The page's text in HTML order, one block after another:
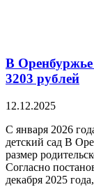
В Оренбуржье
3203 рублей
12.12.2025
С января 2026
детский сад В
размер
Согласно
декабря 2025